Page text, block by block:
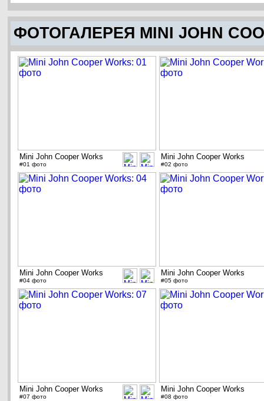
ФОТОГАЛЕРЕЯ MINI JOHN
Mini John Cooper Works
#01 фото
Mini John Cooper Works
#02 фото
Mini John Cooper Works
#04 фото
Mini John Cooper Works
#05 фото
Mini John Cooper Works
#07 фото
Mini John Cooper Works
#08 фото